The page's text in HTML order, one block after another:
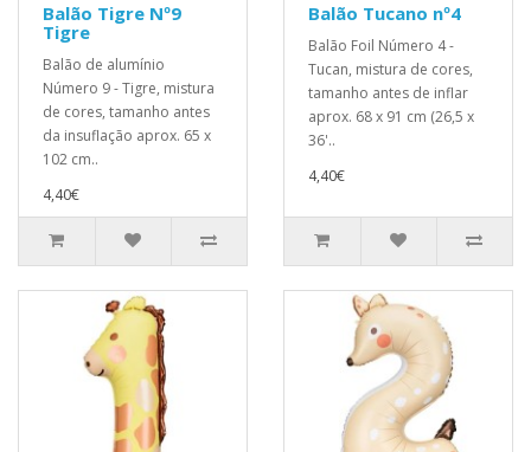
Balão Tigre Nº9
Tigre
Balão de alumínio
Número 9 - Tigre, mistura
de cores, tamanho antes
da insuflação aprox. 65 x
102 cm..
4,40€
Balão Tucano nº4
Balão Foil Número 4 -
Tucan, mistura de cores,
tamanho antes de inflar
aprox. 68 x 91 cm (26,5 x
36'..
4,40€